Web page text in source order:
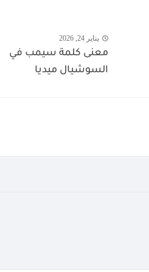
يناير 24, 2026
معنى كلمة سيمب في
السوشيال ميديا